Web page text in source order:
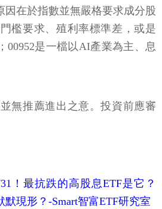
因在於指數並無嚴格要求成分股
檻要求、殖利率標準差，或是
00952是一檔以AI產業為主、息
無推薦進出之意。投資前應審
！最抗跌的高股息ETF是它？
默現形？-Smart智富ETF研究室